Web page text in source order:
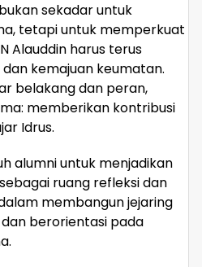
sekadar untuk
tetapi untuk memperkuat
Alauddin harus terus
kemajuan keumatan.
belakang dan peran,
memberikan kontribusi
Idrus.
alumni untuk menjadikan
ruang refleksi dan
membangun jejaring
berorientasi pada